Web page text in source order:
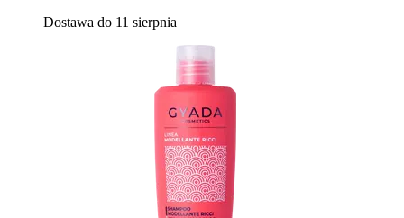
Dostawa do 11 sierpnia